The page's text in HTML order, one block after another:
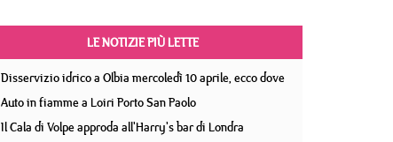
LE NOTIZIE PIÙ LETTE
Disservizio idrico a Olbia mercoledì 10 aprile, ecco dove
Auto in fiamme a Loiri Porto San Paolo
Il Cala di Volpe approda all'Harry's bar di Londra